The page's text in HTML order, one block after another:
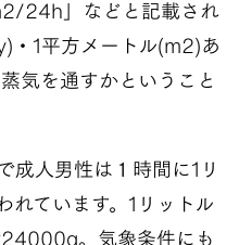
24h」などと記載され
・1平方メートル(m2)あ
気を通すかということ
成人男性は１時間に1リ
れています。1リットル
。気象条件にも